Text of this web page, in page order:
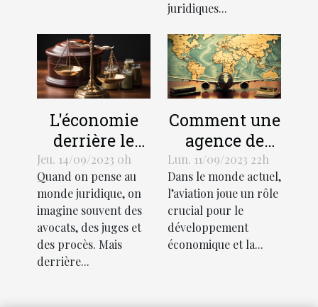
juridiques...
L'économie
derrière le
support
juridique :
coûts et
avantages
Jeu. 14/09/2023 0h
Quand on pense au
monde juridique, on
imagine souvent des
avocats, des juges et
des procès. Mais
derrière...
Comment une
agence de
traduction
aéronautique
peut stimuler
l'économie
mondiale
Lun. 11/09/2023 22h
Dans le monde actuel,
l’aviation joue un rôle
crucial pour le
développement
économique et la...